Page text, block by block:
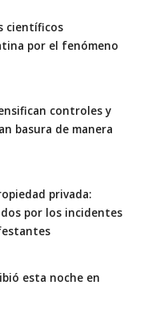
científicos
por el fenómeno
controles y
basura de manera
privada:
por los incidentes
esta noche en